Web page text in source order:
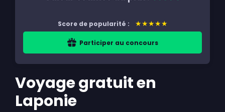
Score de popularité : ★★★★★
Participer au concours
Voyage gratuit en
Laponie